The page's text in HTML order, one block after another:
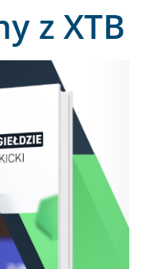
z XTB